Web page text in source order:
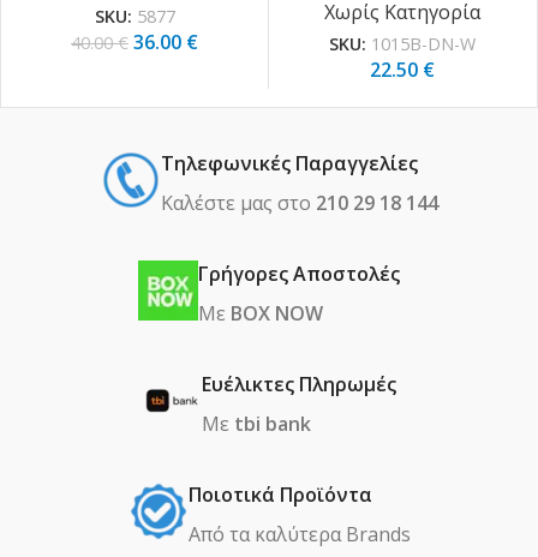
SKU: 5877
40.00€ 36.00 €
Χωρίς Κατηγορία
SKU: 1015B-DN-W
22.50 €
Τηλεφωνικές Παραγγελίες
Καλέστε μας στο 210 29 18 144
Γρήγορες Αποστολές
Με BOX NOW
Ευέλικτες Πληρωμές
Με tbi bank
Ποιοτικά Προϊόντα
Από τα καλύτερα Βrands